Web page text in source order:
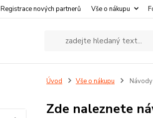
Registrace nových partnerů Vše o nákupu
Úvod Vše o nákupu
Zde naleznete